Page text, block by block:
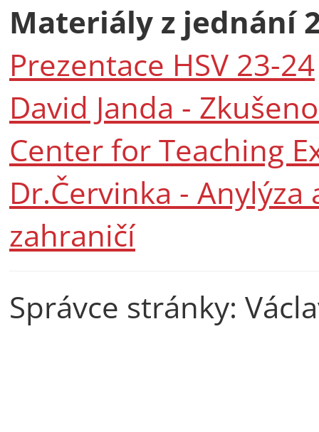
Materiály z jednání
Prezentace HSV 23-24
David Janda -​
Center for Teaching
Dr.Červinka -
zahraničí
Správce stránky: